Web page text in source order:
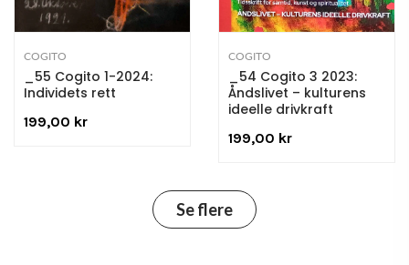
COGITO
_55 Cogito 1-2024:
Individets rett
199,00 kr
COGITO
_54 Cogito 3 2023:
Åndslivet – kulturens
ideelle drivkraft
199,00 kr
Se flere